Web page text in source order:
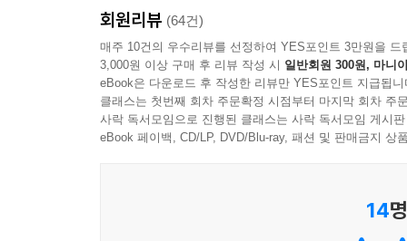
이 있습니다. 그런데 우리는 그것을 필요로 하지
을 알지 못합니다. 이 사회가 완전히 객관적 권력
--- p.629~630
막스 브로트에게 카프카가 이런 말을 했어요. 막
것은 아니에요. 왜? 우리가 받아들일 수 없기 때문
않는다. 조폭 영화나 영재와 둔재, 주거의 문제(
카프카와 프루스트 등 선생이 사랑했던 작가들의
『상처로 숨 쉬는 법』에서 선생은 끊임없이 말
통찰해야 한다고.
봉합하는 것이 아니라 허파로 만드는 것이죠. 우
회원리뷰 (64건)
매주 10건의 우수리뷰를 선정하여 YES포인트 3만원을 드
3,000원 이상 구매 후 리뷰 작성 시 일반회원 300원, 마니
eBook은 다운로드 후 작성한 리뷰만 YES포인트 지급됩니
클래스는 첫번째 회차 주문확정 시점부터 마지막 회차 주
사락 독서모임으로 진행된 클래스는 사락 독서모임 게시
eBook 페이백, CD/LP, DVD/Blu-ray, 패션 및 판매금지 상
14